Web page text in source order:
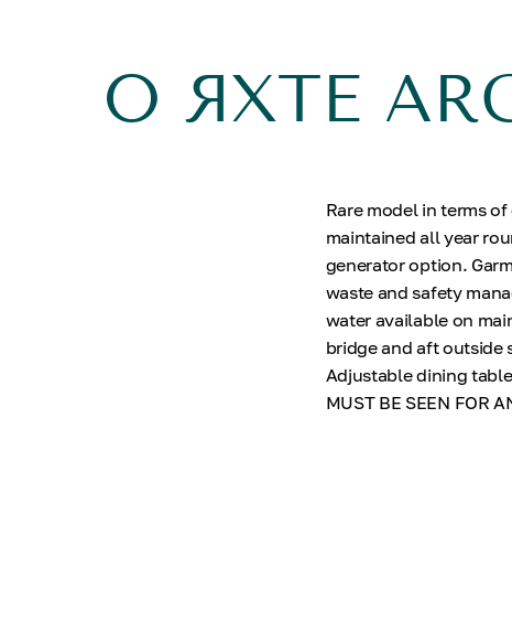
О ЯХТЕ
Rare model in terms
maintained all year
generator option.
waste and safety
water available on
bridge and aft outside
Adjustable dining
MUST BE SEEN FOR